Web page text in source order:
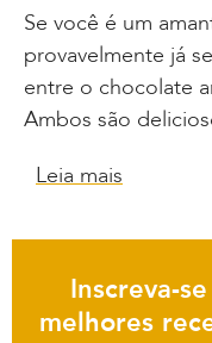
Se você é um
provavelmente já
entre o chocolate
Ambos são
Leia mais
Inscreva-
melhores